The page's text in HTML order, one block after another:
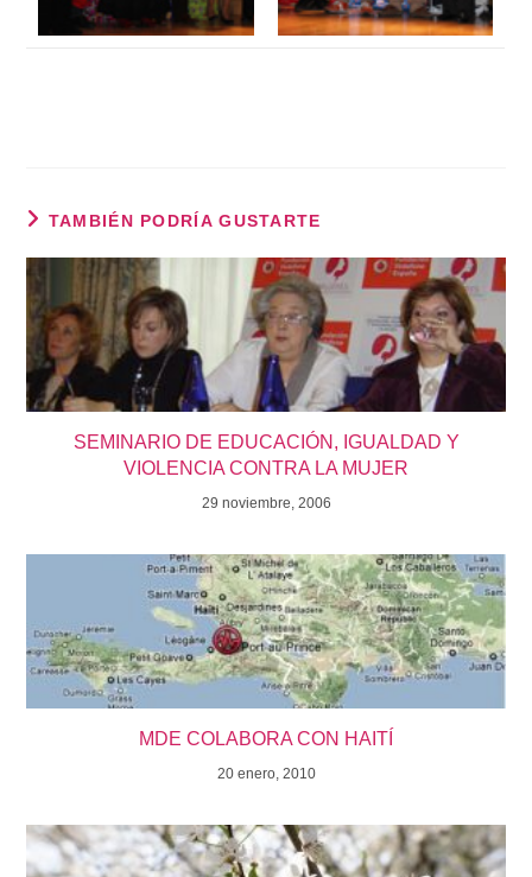
TAMBIÉN PODRÍA GUSTARTE
SEMINARIO DE EDUCACIÓN, IGUALDAD Y
VIOLENCIA CONTRA LA MUJER
29 noviembre, 2006
MDE COLABORA CON HAITÍ
20 enero, 2010